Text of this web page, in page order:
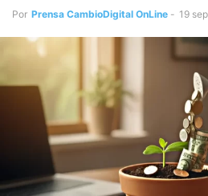
Por Prensa CambioDigital OnLine - 19